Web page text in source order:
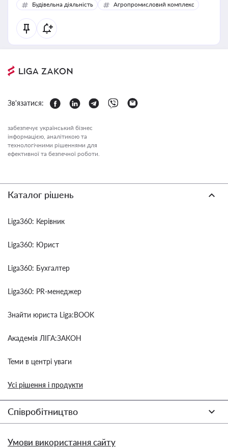
Будівельна діяльність Агропромисловий комплекс
Зв'язатися:
забезпечує український бізнес
інформацією, аналітикою та
технологічними рішеннями для
ефективної та безпечної роботи.
Каталог рішень
Liga360: Керівник
Liga360: Юрист
Liga360: Бухгалтер
Liga360: PR-менеджер
Знайти юриста Liga:BOOK
Академія ЛІГА:ЗАКОН
Теми в центрі уваги
Усі рішення і продукти
Співробітництво
Умови використання сайту